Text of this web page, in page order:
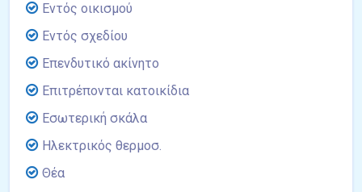
Εντός οικισμού
Εντός σχεδίου
Επενδυτικό ακίνητο
Επιτρέπονται κατοικίδια
Εσωτερική σκάλα
Ηλεκτρικός θερμοσ.
Θέα